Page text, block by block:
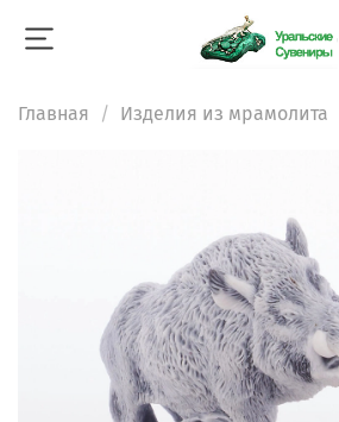
Главная Изделия из мрамолита